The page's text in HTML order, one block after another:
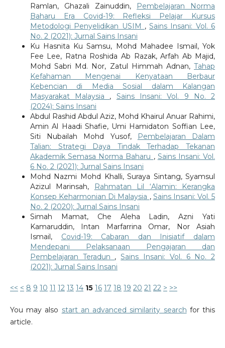
Ramlan, Ghazali Zainuddin,
Pembelajaran Norma
Baharu Era Covid-19: Refleksi Pelajar Kursus
Metodologi Penyelidikan USIM ,Sains Insani: Vol. 6
No. 2 (2021): Jurnal Sains Insani
Ku Hasnita Ku Samsu, Mohd Mahadee Ismail, Yok
Fee Lee, Ratna Roshida Ab Razak, Arfah Ab Majid,
Mohd Sabri Md. Nor, Zatul Himmah Adnan,Tahap
Kefahaman Mengenai Kenyataan Berbaur
Kebencian di Media Sosial dalam Kalangan
Masyarakat Malaysia , Sains Insani: Vol. 9 No. 2
(2024): Sains Insani
Abdul Rashid Abdul Aziz, Mohd Khairul Anuar Rahimi,
Amin Al Haadi Shafie, Umi Hamidaton Soffian Lee,
Siti Nubailah Mohd Yusof,
Pembelajaran Dalam
Talian: Strategi Daya Tindak Terhadap Tekanan
Akademik Semasa Norma Baharu , Sains Insani: Vol.
6 No. 2 (2021): Jurnal Sains Insani
Mohd Nazmi Mohd Khalli, Suraya Sintang, Syamsul
Azizul Marinsah,
Rahmatan Lil ‘Alamin: Kerangka
Konsep Keharmonian Di Malaysia , Sains Insani: Vol. 5
No. 2 (2020): Jurnal Sains Insani
Simah Mamat, Che Aleha Ladin, Azni Yati
Kamaruddin, Intan Marfarrina Omar, Nor Asiah
Ismail, Covid-19: Cabaran dan Inisiatif dalam
Mendepani Pelaksanaan Pengajaran dan
Pembelajaran Teradun ,Sains Insani: Vol. 6 No. 2
(2021): Jurnal Sains Insani
<< < 8 9 10 11 12 13 14 15 16 17 18 19 20 21 22 > >>
You may also start an advanced similarity search for this
article.